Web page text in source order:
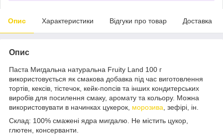
Опис Характеристики Відгуки про товар Доставка
Опис
Паста Мигдальна натуральна Fruity Land 100 г
використовується як смакова добавка під час виготовлення
тортів, кексів, тістечок, кейк-попсів та інших кондитерських
виробів для посилення смаку, аромату та кольору. Можна
використовувати в начинках цукерок, морозива , зефірі, ін.
Склад: 100% смажені ядра мигдалю. Не містить цукор,
глютен, консерванти.